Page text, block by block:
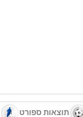
תוצאות ספורט